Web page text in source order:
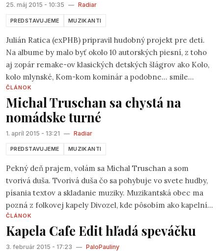
25. máj 2015 - 10:35 — Radiar
PREDSTAVUJEME MUZIKANTI
Julián Ratica (exPHB) pripravil hudobný projekt pre deti.
Na albume by malo byť okolo 10 autorských piesní, z toho
aj zopár remake-ov klasických detských šlágrov ako Kolo,
kolo mlynské, Kom-kom kominár a podobne... smile
emoticon Pred nedávnom vypustili už aj singel a videoklip
"Išiel Pánko". Veľkou inšpiráciou sú jeho dve deti. Jeho syn
sa dokonca textársky podieľal na spomínanej pesničke. ...a
https://www.facebook.com/pages/Pánko/
ref=hl ...a nezabudnite ich lajkovať a zdieľať smile
emoticon
ČLÁNOK
Michal Truschan sa chystá na
nomádske turné
1. apríl 2015 - 13:21 — Radiar
PREDSTAVUJEME MUZIKANTI
Pekný deň prajem, volám sa Michal Truschan a som
tvorivá duša. Tvorivá duša čo sa pohybuje vo svete hudby,
písania textov a skladanie muziky. Muzikantská obec ma
pozná z folkovej kapely Divozel, kde pôsobím ako kapelník,
gitarista a autor piesní. S touto kapelkou sme za
posledných 10 rokov vydali 3 albumy a získali mnoho
ocenení /Portu, Krtečka na legendárnej Zahrade,
ČLÁNOK
Kapela Cafe Edit hľadá speváčku
3. február 2015 - 17:23 — PaloPauliny